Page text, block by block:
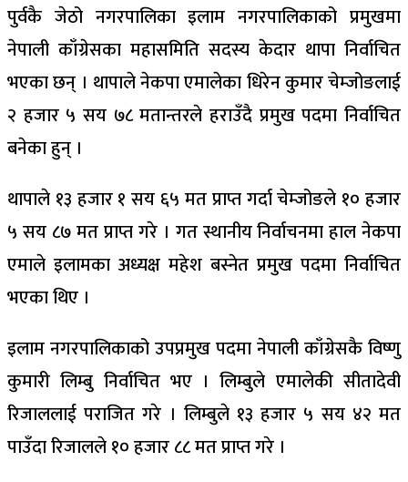
पुर्वकै जेठो नगरपालिका इलाम नगरपालिकाको प्रमुखमा
नेपाली काँग्रेसका महासमिति सदस्य केदार थापा निर्वाचित
भएका छन् । थापाले नेकपा एमालेका धिरेन कुमार चेम्जोङलाई
२ हजार ५ सय ७८ मतान्तरले हराउँदै प्रमुख पदमा निर्वाचित
बनेका हुन् ।
थापाले १३ हजार १ सय ६५ मत प्राप्त गर्दा चेम्जोङले १० हजार
५ सय ८७ मत प्राप्त गरे । गत स्थानीय निर्वाचनमा हाल नेकपा
एमाले इलामका अध्यक्ष महेश बस्नेत प्रमुख पदमा निर्वाचित
भएका थिए ।
इलाम नगरपालिकाको उपप्रमुख पदमा नेपाली काँग्रेसकै विष्णु
कुमारी लिम्बु निर्वाचित भए । लिम्बुले एमालेकी सीतादेवी
रिजाललाई पराजित गरे । लिम्बुले १३ हजार ५ सय ४२ मत
पाउँदा रिजालले १० हजार ८८ मत प्राप्त गरे ।